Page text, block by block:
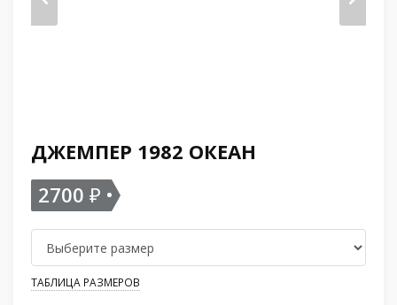
ДЖЕМПЕР 1982 ОКЕАН
2700 ₽
ТАБЛИЦА РАЗМЕРОВ